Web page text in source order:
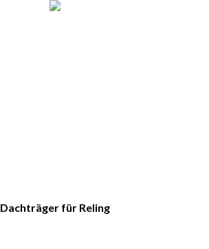
Dachträger für Reling